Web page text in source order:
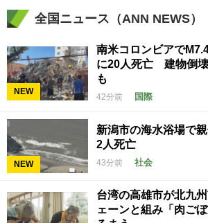
全国ニュース（ANN NEWS）
NEW
南米コロンビアで
に20人死亡 建物倒
も
42分前 国際
NEW
新潟市の海水浴場で
2人死亡
43分前 社会
台湾の高雄市が北九
ェーンと組み「肉ご